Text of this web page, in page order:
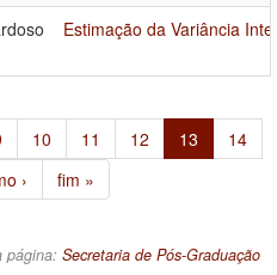
Estimação da Variância
10 11 12 13
14
› fim »
página: Secretaria de Pós-Graduação